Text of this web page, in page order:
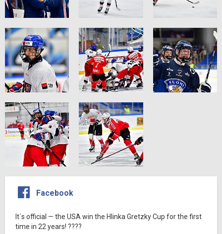
Facebook
It´s official — the USA win the Hlinka Gretzky Cup for the first
time in 22 years! ????